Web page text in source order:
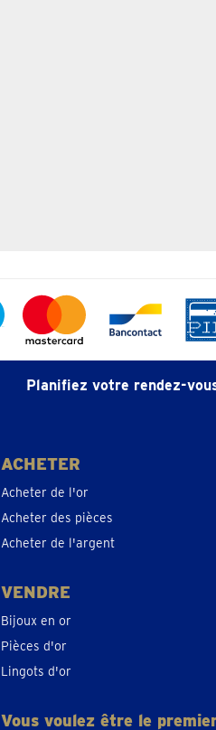
Planifiez votre rendez-
ACHETER
Acheter de l'or
Acheter des pièces
Acheter de l'argent
VENDRE
Bijoux en or
Pièces d'or
Lingots d'or
Vous voulez être le